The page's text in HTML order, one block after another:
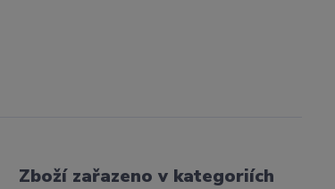
Zboží zařazeno v kategoriích